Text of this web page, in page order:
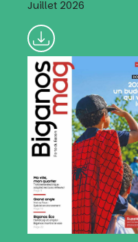
Juillet 2026